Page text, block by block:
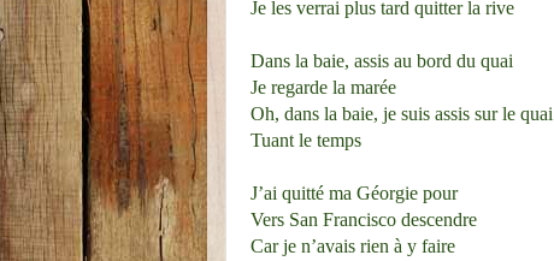
Je les verrai plus tard quitter la rive
Dans la baie, assis au bord du quai
Je regarde la marée
Oh, dans la baie, je suis assis sur le quai
Tuant le temps
J’ai quitté ma Géorgie pour
Vers San Francisco descendre
Car je n’avais rien à y faire